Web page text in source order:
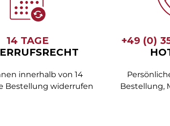
14 TAGE
innerhalb von 14
Bestellung widerrufen
+49 (0)
Bestellung,